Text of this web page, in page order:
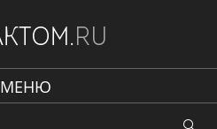
МЕНЮ